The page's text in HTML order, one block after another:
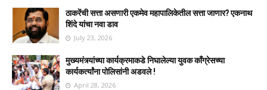
ठाकरेंची सत्ता असणारी एकमेव महापालिकेतील सत्ता जाणार? एकनाथ
शिंदे यांचा नवा डाव
July 23, 2026
मुख्यमंत्र्यांच्या कार्यक्रमाकडे निघालेल्या युवक काँग्रेसच्या
कार्यकर्त्यांना पोलिसांनी अडवले !
April 28, 2026